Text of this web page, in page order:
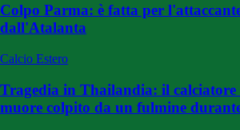
Colpo Parma: è fatta per
dall'Atalanta
Calcio Estero
Tragedia in Thailandia: il calciatore
muore colpito da un fulmine